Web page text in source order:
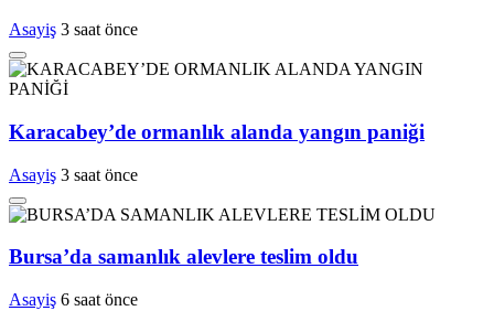
Asayiş 3 saat önce
Karacabey’de ormanlık alanda yangın paniği
Asayiş 3 saat önce
Bursa’da samanlık alevlere teslim oldu
Asayiş 6 saat önce